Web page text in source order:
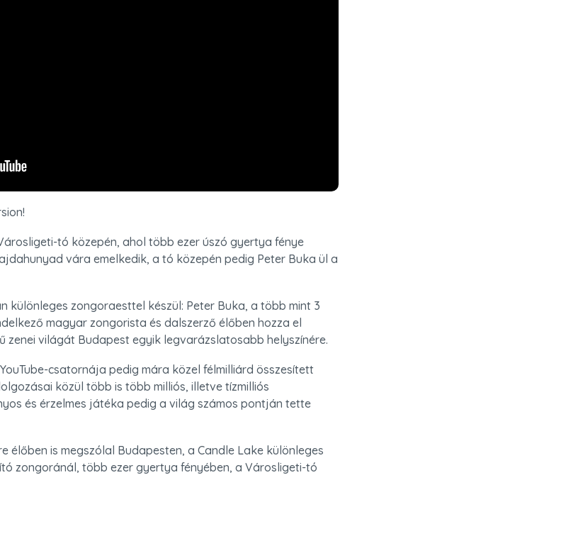
tó közepén, ahol több ezer úszó gyertya fénye
vára emelkedik, a tó közepén pedig Peter Buka ül a
különleges zongoraesttel készül: Peter Buka, a több mint 3
magyar zongorista és dalszerző élőben hozza el
zenei világát Budapest egyik legvarázslatosabb helyszínére.
csatornája pedig mára közel félmilliárd összesített
közül több is több milliós, illetve tízmilliós
és érzelmes játéka pedig a világ számos pontján tette
élőben is megszólal Budapesten, a Candle Lake különleges
zongoránál, több ezer gyertya fényében, a Városligeti-tó